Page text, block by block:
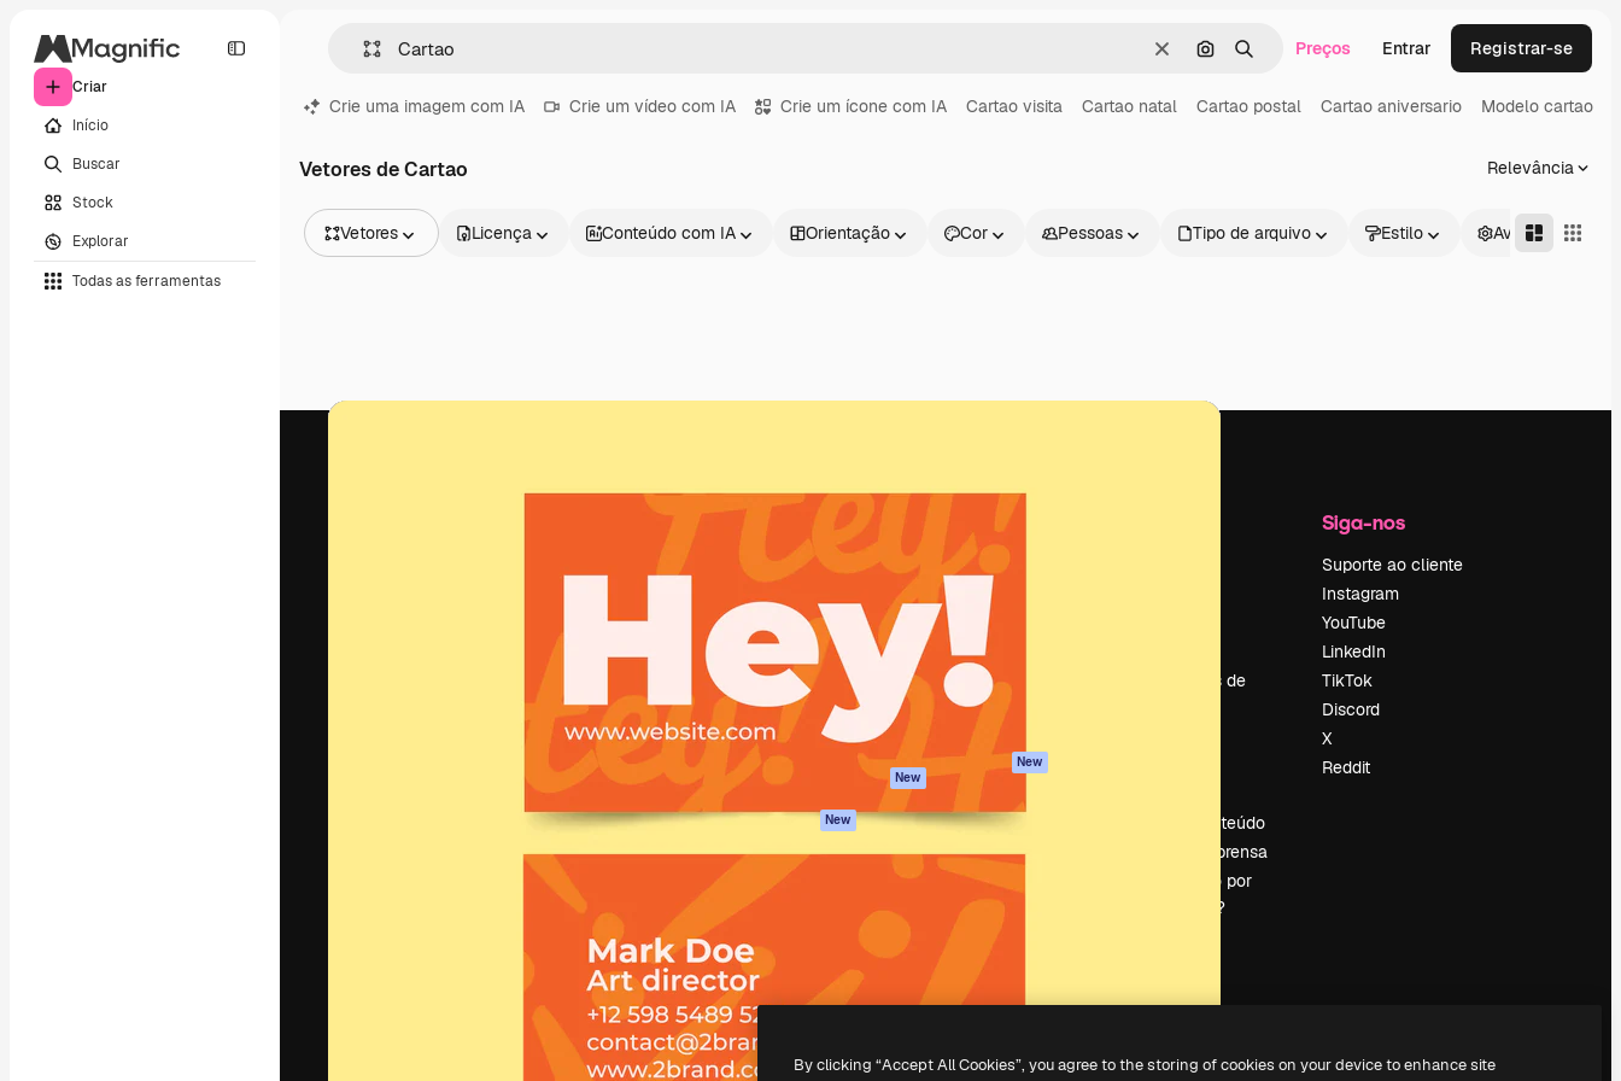
Criar
Início
Buscar
Stock
Explorar
Todas as ferramentas
LimparPesquisar por imagem
BuscarPreços Entrar Registrar-se
Crie uma imagem com IA Crie um vídeo com IA Crie um ícone com IA Cartao visita Cartao natal Cartao postal Cartao aniversario Modelo cartao
Vetores de Cartao Relevância
Vetores
Vídeos
Licença Conteúdo com IA Orientação Cor Pessoas Tipo de arquivo Estilo Avançado
A plataforma criativa para você direcionar
seu melhor trabalho. Mais de 1 milhão de
agências e estúdios.
Produtos
Spaces
Gerador de
imagens
Gerador de vídeos
Texto para voz
Conteúdo de stock
MCP para
Claude/ChatGPT
New
Agentes New
API
App móvel
Começar
Academy
Documentação
Atendimento
Termos e
condições
Política de
privacidade
Originais New
Política de cookies
Central de
Afiliados
Empresas
Tendências de
Vender conteúdo
Sala de imprensa
Procurando por
magnific.ai?
Siga-nos
Suporte ao cliente
Instagram
YouTube
LinkedIn
TikTok
Discord
X
Reddit
Copyright © 2010-2026 Freepik Company S.L.U.Todos os direitos reservados.
By clicking “Accept All Cookies”, you agree to the storing of cookies on your device to enhance site